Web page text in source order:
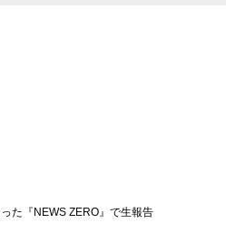
た『NEWS ZERO』で生報告